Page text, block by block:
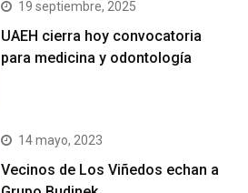
19 septiembre, 2025
UAEH cierra hoy convocatoria
para medicina y odontología
14 mayo, 2023
Vecinos de Los Viñedos echan a